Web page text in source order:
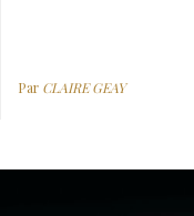
Par CLAIRE GEAY